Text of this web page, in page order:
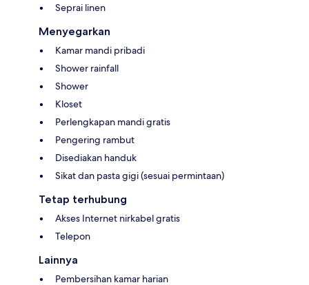
Seprai linen
Menyegarkan
Kamar mandi pribadi
Shower rainfall
Shower
Kloset
Perlengkapan mandi gratis
Pengering rambut
Disediakan handuk
Sikat dan pasta gigi (sesuai permintaan)
Tetap terhubung
Akses Internet nirkabel gratis
Telepon
Lainnya
Pembersihan kamar harian